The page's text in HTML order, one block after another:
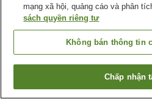
Bãi đỗ xe
Nhật Bản Tỉnh
fav KUMAMOTO
Tìm phòng
mạng xã hội, quảng cáo và phân
sách quyền riêng tư
Không bán thông tin
Chấp nhận